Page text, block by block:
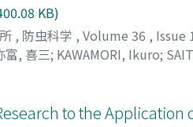
KB)
, 防虫科学 , Volume 36 , Issue
富, 喜三; KAWAMORI, Ikuro;
to the